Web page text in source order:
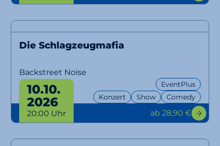
Die Schlagzeugmafia
Backstreet Noise
Konzert Show Comedy
EventPlus
10.10.
2026
20:00 Uhr ab 28,90 €